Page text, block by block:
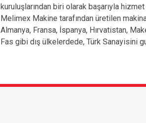
kuruluşlarından biri olarak başarıyla
Melimex Makine tarafından üretilen
Almanya, Fransa, İspanya, Hırvatistan,
Fas gibi dış ülkelerdede, Türk Sanayisini